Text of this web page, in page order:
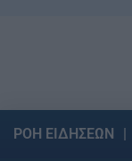
ΡΟΗ ΕΙΔΗΣΕΩΝ